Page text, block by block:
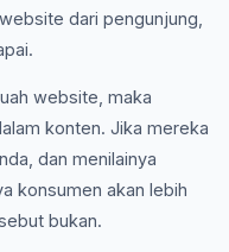
dari pengunjung,
website, maka
konten. Jika mereka
dan menilainya
konsumen akan lebih
bukan.